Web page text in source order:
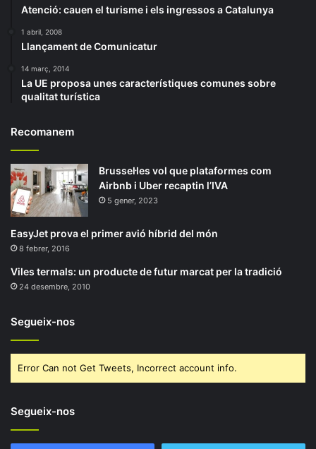
Atenció: cauen el turisme i els ingressos a Catalunya
1 abril, 2008
Llançament de Comunicatur
14 març, 2014
La UE proposa unes característiques comunes sobre
qualitat turística
Recomanem
Brussel·les vol que plataformes com
Airbnb i Uber recaptin l’IVA
5 gener, 2023
EasyJet prova el primer avió híbrid del món
8 febrer, 2016
Viles termals: un producte de futur marcat per la tradició
24 desembre, 2010
Segueix-nos
Error Can not Get Tweets, Incorrect account info.
Segueix-nos